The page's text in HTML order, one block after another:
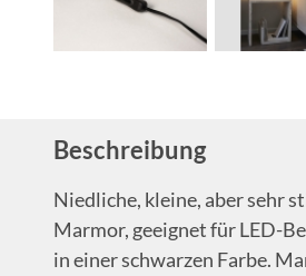
Beschreibung
Niedliche, kleine, aber sehr
Marmor, geeignet für LED-
in einer schwarzen Farbe.